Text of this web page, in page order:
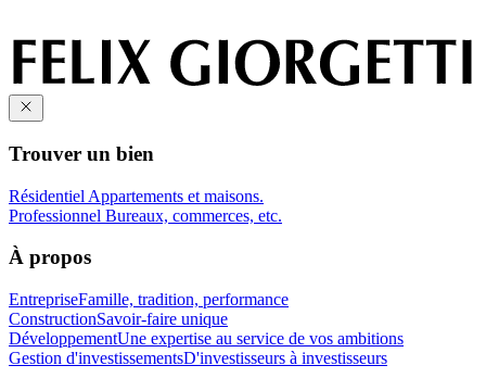
Trouver un bien
Résidentiel Appartements et maisons.
Professionnel Bureaux, commerces, etc.
À propos
EntrepriseFamille, tradition, performance
ConstructionSavoir-faire unique
DéveloppementUne expertise au service de vos ambitions
Gestion d'investissementsD'investisseurs à investisseurs